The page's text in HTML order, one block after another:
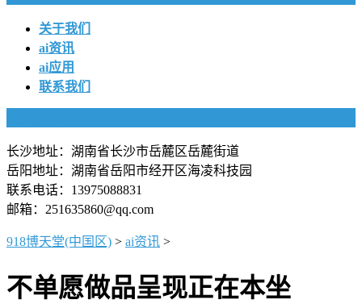
关于我们
ai资讯
ai应用
联系我们
长沙地址：湖南省长沙市岳麓区岳麓街道
岳阳地址：湖南省岳阳市经开区海凌科技园
联系电话：13975088831
邮箱：251635860@qq.com
918博天堂(中国区) > ai资讯 >
不单愿做品呈现正在本坐